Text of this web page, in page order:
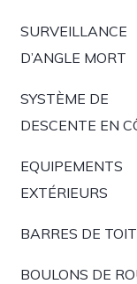
SURVEILLANCE
D’ANGLE MORT
SYSTÈME DE
DESCENTE EN
EQUIPEMENTS
EXTÉRIEURS
BARRES DE TOIT
BOULONS DE